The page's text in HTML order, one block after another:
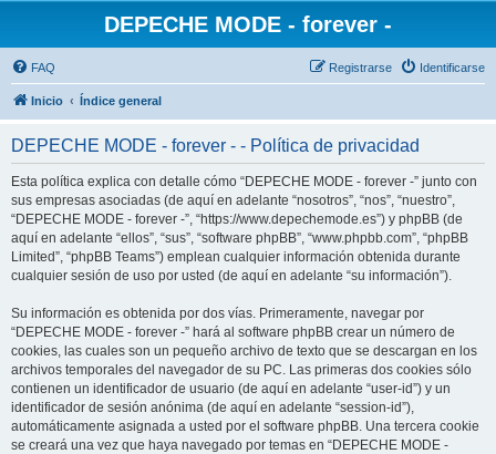
DEPECHE MODE - forever -
FAQ Identificarse
Registrarse
Inicio Índice general
DEPECHE MODE - forever - - Política de privacidad
Esta política explica con detalle cómo “DEPECHE MODE - forever -” junto con
sus empresas asociadas (de aquí en adelante “nosotros”, “nos”, “nuestro”,
“DEPECHE MODE - forever -”, “https://www.depechemode.es”) y phpBB (de
aquí en adelante “ellos”, “sus”, “software phpBB”, “www.phpbb.com”, “phpBB
Limited”, “phpBB Teams”) emplean cualquier información obtenida durante
cualquier sesión de uso por usted (de aquí en adelante “su información”).
Su información es obtenida por dos vías. Primeramente, navegar por
“DEPECHE MODE - forever -” hará al software phpBB crear un número de
cookies, las cuales son un pequeño archivo de texto que se descargan en los
archivos temporales del navegador de su PC. Las primeras dos cookies sólo
contienen un identificador de usuario (de aquí en adelante “user-id”) y un
identificador de sesión anónima (de aquí en adelante “session-id”),
automáticamente asignada a usted por el software phpBB. Una tercera cookie
se creará una vez que haya navegado por temas en “DEPECHE MODE -